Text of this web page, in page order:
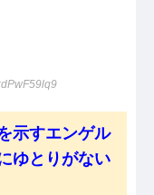
示すエンゲル
ゆとりがない